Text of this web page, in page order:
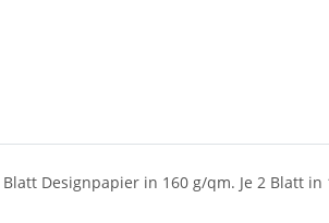
Designpapier in 160 g/qm. Je 2 Blatt